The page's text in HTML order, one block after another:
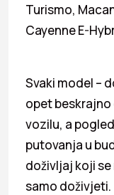
Turismo,
Cayenne E-
Svaki model –
opet beskrajno
vozilu, a
putovanja u
doživljaj koji se
samo doživjeti.